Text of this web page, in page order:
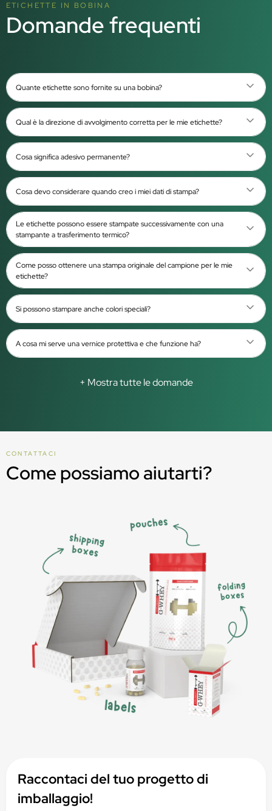
ETICHETTE IN BOBINA
Domande frequenti
Quante etichette sono fornite su una bobina?
Qual è la direzione di avvolgimento corretta per le mie etichette?
Cosa significa adesivo permanente?
Cosa devo considerare quando creo i miei dati di stampa?
Le etichette possono essere stampate successivamente con una
stampante a trasferimento termico?
Come posso ottenere una stampa originale del campione per le mie
etichette?
Si possono stampare anche colori speciali?
A cosa mi serve una vernice protettiva e che funzione ha?
+ Mostra tutte le domande
CONTATTACI
Come possiamo aiutarti?
Raccontaci del tuo progetto di
imballaggio!